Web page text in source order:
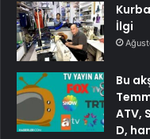
İlgi
Bu
ATV,
D,